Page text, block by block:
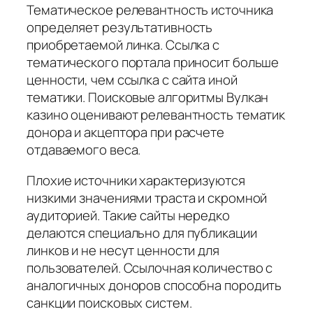
Тематическое релевантность источника
определяет результативность
приобретаемой линка. Ссылка с
тематического портала приносит больше
ценности, чем ссылка с сайта иной
тематики. Поисковые алгоритмы Вулкан
казино оценивают релевантность тематик
донора и акцептора при расчете
отдаваемого веса.
Плохие источники характеризуются
низкими значениями траста и скромной
аудиторией. Такие сайты нередко
делаются специально для публикации
линков и не несут ценности для
пользователей. Ссылочная количество с
аналогичных доноров способна породить
санкции поисковых систем.